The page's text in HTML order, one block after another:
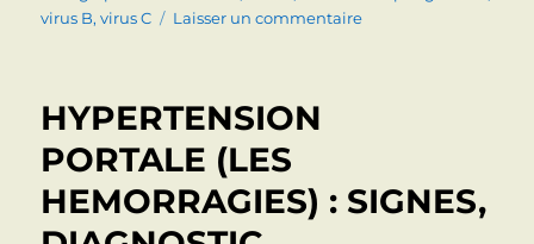
virus B,virus C Laisser un commentairesur
HYPERTENSION
PORTALE (LES
HEMORRAGIES) : SIGNES,